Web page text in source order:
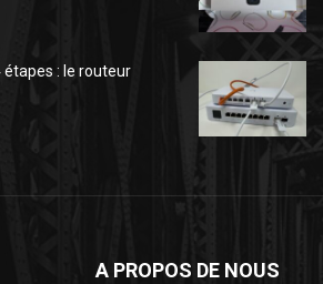
étapes : le routeur
A PROPOS DE NOUS